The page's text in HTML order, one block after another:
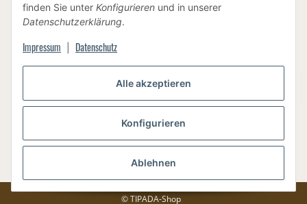
Alle akzeptieren
Konfigurieren
Ablehnen
finden Sie unter Konfigurieren und in unserer
Datenschutzerklärung.
Impressum Datenschutz
BEWUSSTE VERPACKUNG
Vertrag widerrufen
* Alle Preise inkl. gesetzlicher USt., zzgl.Versand
© TIPADA-Shop